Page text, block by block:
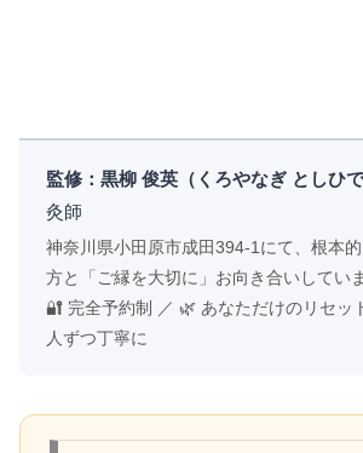
監修：黒柳 俊英（くろやなぎ としひで
灸師
神奈川県小田原市成田394-1にて、根本
方と「ご縁を大切に」お向き合いしていま
🔐 完全予約制 ／ 🌿 あなただけのリセッ
人ずつ丁寧に